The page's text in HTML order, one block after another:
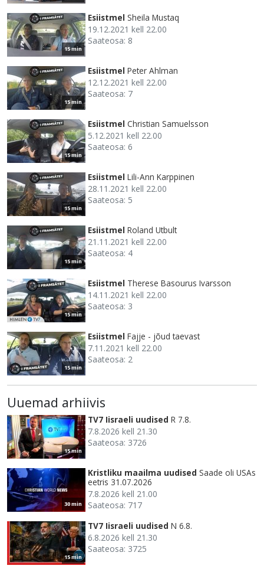
15 min
Esiistmel Sheila Mustaq
19.12.2021 kell 22.00
Saateosa: 8
15 min
Esiistmel Peter Ahlman
12.12.2021 kell 22.00
Saateosa: 7
15 min
Esiistmel Christian Samuelsson
5.12.2021 kell 22.00
Saateosa: 6
15 min
Esiistmel Lili-Ann Karppinen
28.11.2021 kell 22.00
Saateosa: 5
15 min
Esiistmel Roland Utbult
21.11.2021 kell 22.00
Saateosa: 4
15 min
Esiistmel Therese Basourus Ivarsson
14.11.2021 kell 22.00
Saateosa: 3
15 min
Esiistmel Fajje - jõud taevast
7.11.2021 kell 22.00
Saateosa: 2
Uuemad arhiivis
15 min
TV7 Iisraeli uudised R 7.8.
7.8.2026 kell 21.30
Saateosa: 3726
30 min
Kristliku maailma uudised Saade oli USAs
eetris 31.07.2026
7.8.2026 kell 21.00
Saateosa: 717
15 min
TV7 Iisraeli uudised N 6.8.
6.8.2026 kell 21.30
Saateosa: 3725